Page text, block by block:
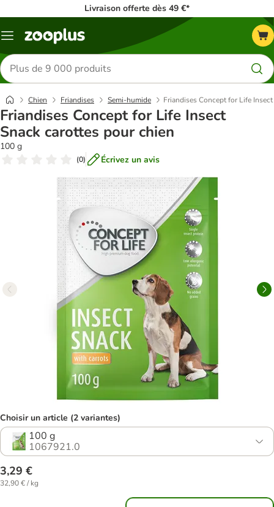
Livraison offerte dès 49 €*
Menu
Rechercher
des
produits
Chien Friandises Semi-humide Friandises Concept for Life
Friandises Concept for Life Insect
Snack carottes pour chien
100 g
(0) Écrivez un avis
Choisir un article (2 variantes)
100 g
1067921.0
3,29 €
32,90 € / kg